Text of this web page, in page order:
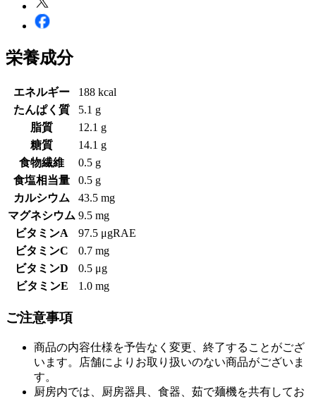
栄養成分
エネルギー
188 kcal
たんぱく質
5.1 g
脂質
12.1 g
糖質
14.1 g
食物繊維
0.5 g
食塩相当量
0.5 g
カルシウム
43.5 mg
マグネシウム 9.5 mg
ビタミンA
97.5 μgRAE
ビタミンC
0.7 mg
ビタミンD
0.5 μg
ビタミンE
1.0 mg
ご注意事項
商品の内容仕様を予告なく変更、終了することがござ
います。店舗によりお取り扱いのない商品がございま
す。
厨房内では、厨房器具、食器、茹で麺機を共有してお